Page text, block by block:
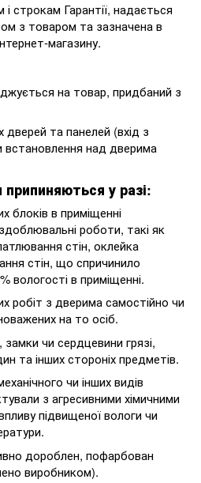
строкам Гарантії, надається
з товаром та зазначена в
магазину.
на товар, придбаний з
дверей та панелей (вхід з
встановлення над дверима
припиняються у разі:
блоків в приміщенні
роботи, такі як
стін, оклейка
стін, що спричинило
вологості в приміщенні.
робіт з дверима самостійно чи
на то осіб.
чи сердцевини грязі,
та інших стороніх предметів.
чи інших видів
з агресивними хімичними
підвищеної вологи чи
дороблен, пофарбован
виробником).